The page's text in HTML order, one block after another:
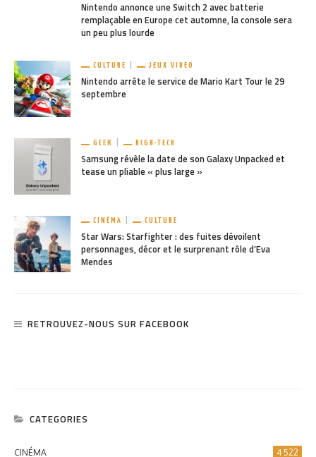
Nintendo annonce une Switch 2 avec batterie
remplaçable en Europe cet automne, la console sera
un peu plus lourde
CULTURE JEUX VIDÉO
Nintendo arrête le service de Mario Kart Tour le 29
septembre
GEEK HIGH-TECH
Samsung révèle la date de son Galaxy Unpacked et
tease un pliable « plus large »
CINÉMA CULTURE
Star Wars: Starfighter : des fuites dévoilent
personnages, décor et le surprenant rôle d’Eva
Mendes
RETROUVEZ-NOUS SUR FACEBOOK
CATEGORIES
CINÉMA 4 522